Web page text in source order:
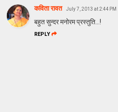
कविता रावत July 7, 2013 at 2:44 PM
बहुत सुन्दर मनोरम प्रस्तुति...!
REPLY